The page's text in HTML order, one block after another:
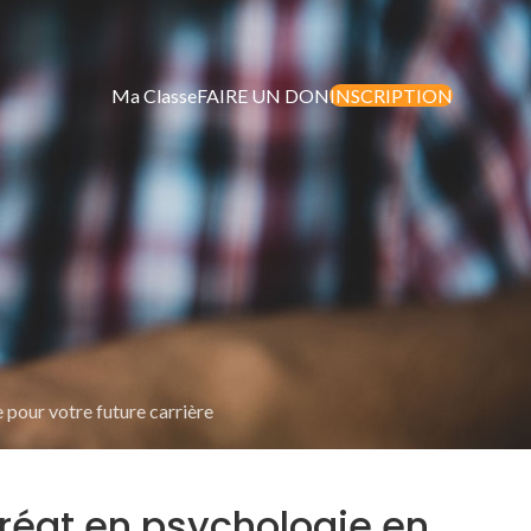
Ma ClasseFAIRE UN DONINSCRIPTION
pour votre future carrière